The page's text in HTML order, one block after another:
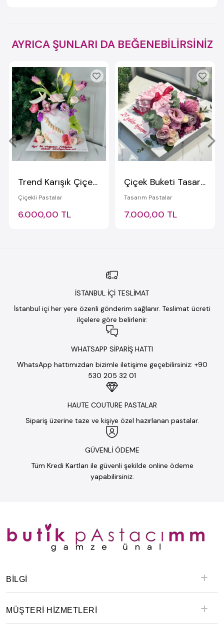
AYRICA ŞUNLARI DA BEĞENEBİLİRSİNİZ
Trend Karışık Çiçekli Tasarım Pasta (Beyaz-2)
Çiçekli Pastalar
6.000,00 TL
Çiçek Buketi Tasarım Pasta (Pembe Çiçek Demeti Pasta)
Tasarım Pastalar
7.000,00 TL
İSTANBUL İÇİ TESLİMAT
İstanbul içi her yere özenli gönderim sağlanır. Teslimat ücreti
ilçelere göre belirlenir.
WHATSAPP SİPARİŞ HATTI
WhatsApp hattımızdan bizimle iletişime geçebilirsiniz: +90
530 205 32 01
HAUTE COUTURE PASTALAR
Sipariş üzerine taze ve kişiye özel hazırlanan pastalar.
GÜVENLİ ÖDEME
Tüm Kredi Kartları ile güvenli şekilde online ödeme
yapabilirsiniz.
BILGI
MÜŞTERİ HİZMETLERİ